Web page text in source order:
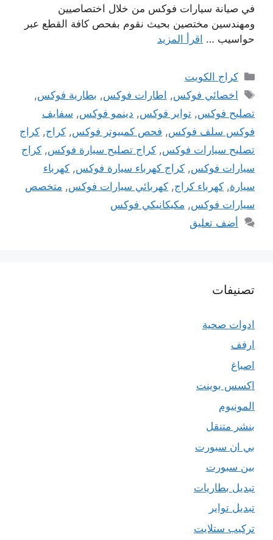
في صيانة سيارات فوكس من خلال اختصاصيين
ومهندسين مختصين بحيث نقوم بفحص كافة القطع عبر
حواسيب … اقرأ المزيد
التصنيفات
كراج الكويت
الوسوم
اخصائي فوكس, اطارات فوكس, بطارية فوكس,
تصليح فوكس, تواير فوكس, دينمو فوكس, سفايف
فوكس سلف فوكس, فحص كمبيوتر فوكس, كراج, كراج
تصليح سيارات فوكس, كراج تصليح سيارة فوكس, كراج
سيارات فوكس, كراج كهرباء سيارة فوكس, كهرباء
سيارة, كهرباء كراج, كهربائي سيارات فوكس, متخصص
سيارات فوكس, مكيكانيكي فوكس
أضف تعليق
تصنيفات
ادوات صحية
ارفف
اصباغ
اكسس بوينت
المونيوم
بنشر متنقل
بي ان سبورت
بين سبورت
تبديل بطاريات
تبديل تواير
تركيب ستلايت